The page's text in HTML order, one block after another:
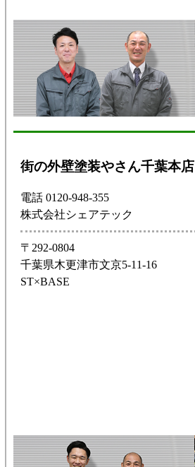
街の外壁塗装やさん千葉本店
電話 0120-948-355
株式会社シェアテック
〒292-0804
千葉県木更津市文京5-11-16
ST×BASE